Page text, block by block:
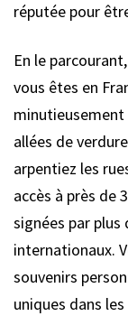
réputée pour
En le
vous êtes en
minutieusement
allées de
arpentiez les
accès à près de
signées par plus
internationaux.
souvenirs
uniques dans